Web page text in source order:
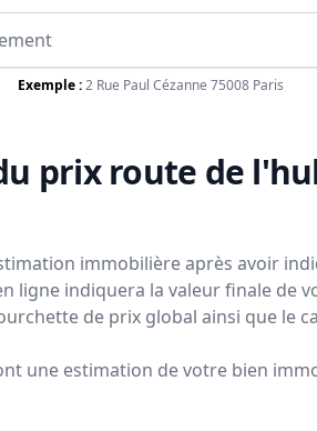
Exemple :2 Rue Paul Cézanne 75008 Paris
prixroute de
immobilière après avoir
ligne indiquera la valeur finale de
de prix global ainsi que le
une estimation de votre bien